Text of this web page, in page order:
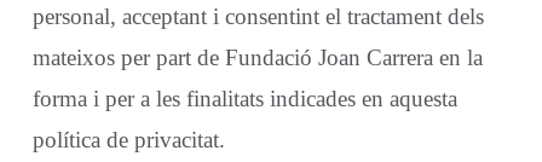
personal, acceptant i consentint el tractament dels
mateixos per part de Fundació Joan Carrera en la
forma i per a les finalitats indicades en aquesta
política de privacitat.